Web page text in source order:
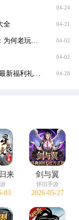
04-24
全 04-21
《热江绿色版》版本差异揭秘：为何老玩家都说这才是真正的江湖？ 04-02
04-02
《风爆远征-英雄年代怀旧服》最新福利礼包码大全 04-28
来
03
剑与翼
怀旧手游
2026-05-27